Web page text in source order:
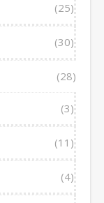
(25)
(30)
(28)
(3)
(11)
(4)